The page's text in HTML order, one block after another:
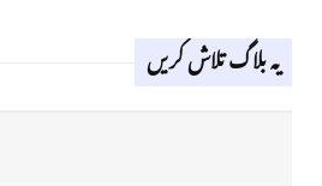
یہ بلاگ تلاش کریں